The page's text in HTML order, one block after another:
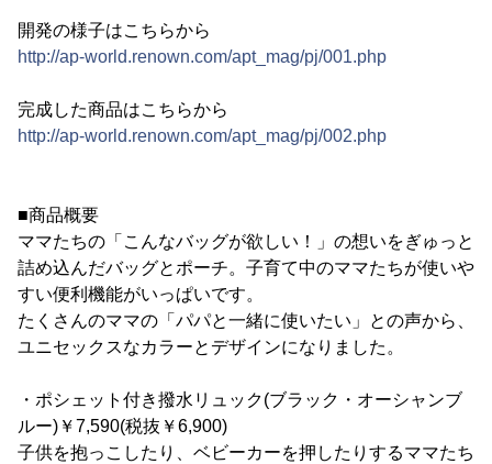
開発の様子はこちらから
http://ap-world.renown.com/apt_mag/pj/001.php
完成した商品はこちらから
http://ap-world.renown.com/apt_mag/pj/002.php
■商品概要
ママたちの「こんなバッグが欲しい！」の想いをぎゅっと
詰め込んだバッグとポーチ。子育て中のママたちが使いや
すい便利機能がいっぱいです。
たくさんのママの「パパと一緒に使いたい」との声から、
ユニセックスなカラーとデザインになりました。
・ポシェット付き撥水リュック(ブラック・オーシャンブ
ルー)￥7,590(税抜￥6,900)
子供を抱っこしたり、ベビーカーを押したりするママたち